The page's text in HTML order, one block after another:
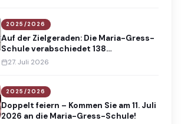
2025/2026
Auf der Zielgeraden: Die Maria-Gress-
Schule verabschiedet 138
Absolventinnen und Absolventen
27. Juli 2026
2025/2026
Doppelt feiern – Kommen Sie am 11. Juli
2026 an die Maria-Gress-Schule!